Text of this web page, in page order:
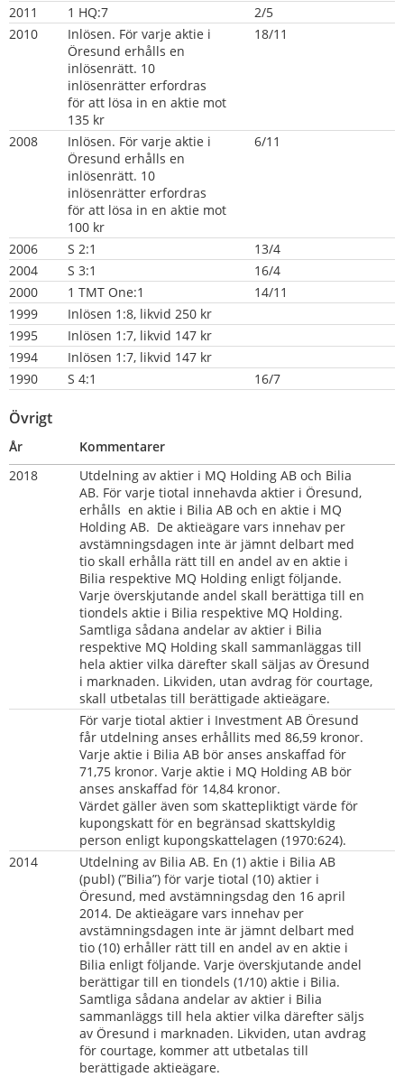
2011 1 HQ:7
2/5
2010
Inlösen. För varje aktie i
Öresund erhålls en
inlösenrätt. 10
inlösenrätter erfordras
för att lösa in en aktie mot
135 kr
18/11
2008
Inlösen. För varje aktie i
Öresund erhålls en
inlösenrätt. 10
inlösenrätter erfordras
för att lösa in en aktie mot
100 kr
6/11
2006 S 2:1
13/4
2004
S 3:1
16/4
2000
1 TMT One:1
14/11
1999
Inlösen 1:8, likvid 250 kr
1995
Inlösen 1:7, likvid 147 kr
1994
Inlösen 1:7, likvid 147 kr
1990
S 4:1 16/7
Övrigt
År
Kommentarer
2018
Utdelning av aktier i MQ Holding AB och Bilia
AB. För varje tiotal innehavda aktier i Öresund,
erhålls  en aktie i Bilia AB och en aktie i MQ
Holding AB.  De aktieägare vars innehav per
avstämningsdagen inte är jämnt delbart med
tio skall erhålla rätt till en andel av en aktie i
Bilia respektive MQ Holding enligt följande.
Varje överskjutande andel skall berättiga till en
tiondels aktie i Bilia respektive MQ Holding.
Samtliga sådana andelar av aktier i Bilia
respektive MQ Holding skall sammanläggas till
hela aktier vilka därefter skall säljas av Öresund
i marknaden. Likviden, utan avdrag för courtage,
skall utbetalas till berättigade aktieägare.
För varje tiotal aktier i Investment AB Öresund
får utdelning anses erhållits med 86,59 kronor.
Varje aktie i Bilia AB bör anses anskaffad för
71,75 kronor. Varje aktie i MQ Holding AB bör
anses anskaffad för 14,84 kronor.
Värdet gäller även som skattepliktigt värde för
kupongskatt för en begränsad skattskyldig
person enligt kupongskattelagen (1970:624).
2014
Utdelning av Bilia AB. En (1) aktie i Bilia AB
(publ) (”Bilia”) för varje tiotal (10) aktier i
Öresund, med avstämningsdag den 16 april
2014. De aktieägare vars innehav per
avstämningsdagen inte är jämnt delbart med
tio (10) erhåller rätt till en andel av en aktie i
Bilia enligt följande. Varje överskjutande andel
berättigar till en tiondels (1/10) aktie i Bilia.
Samtliga sådana andelar av aktier i Bilia
sammanläggs till hela aktier vilka därefter säljs
av Öresund i marknaden. Likviden, utan avdrag
för courtage, kommer att utbetalas till
berättigade aktieägare.